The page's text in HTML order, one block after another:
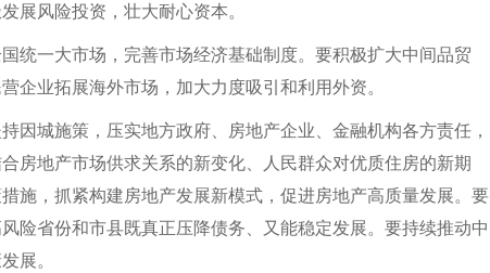
展风险投资，壮大耐心资本。
统一大市场，完善市场经济基础制度。要积极扩大中间品贸
企业拓展海外市场，加大力度吸引和利用外资。
因城施策，压实地方政府、房地产企业、金融机构各方责任，
房地产市场供求关系的新变化、人民群众对优质住房的新期
施，抓紧构建房地产发展新模式，促进房地产高质量发展。要
险省份和市县既真正压降债务、又能稳定发展。要持续推动中
展。